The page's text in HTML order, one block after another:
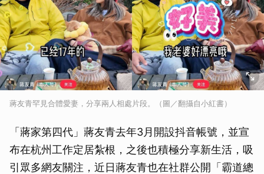
蔣友青罕見合體愛妻，分享兩人相處片段。（圖／翻攝自小紅書）
「蔣家第四代」蔣友青去年3月開設抖音帳號，並宣
布在杭州工作定居紮根，之後也積極分享新生活，吸
引眾多網友關注，近日蔣友青也在社群公開「霸道總